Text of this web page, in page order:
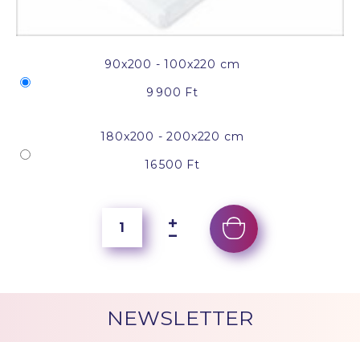
90x200 - 100x220 cm
9 900 Ft
180x200 - 200x220 cm
16 500 Ft
NEWSLETTER